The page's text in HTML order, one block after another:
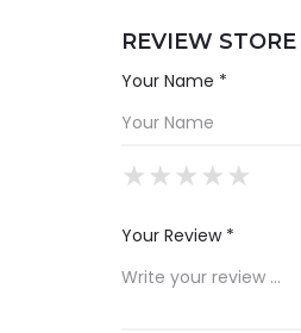
REVIEW STORE
Your Name *
★
★★
★★★
★★★★
★★★★★
Your Review *